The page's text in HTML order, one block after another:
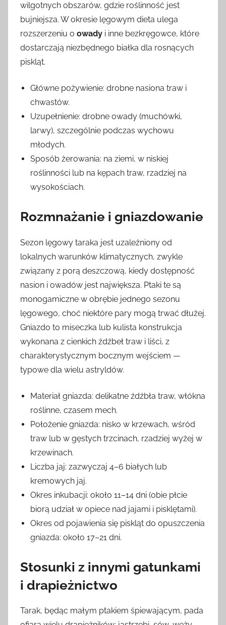
wilgotnych obszarów, gdzie roślinność jest
bujniejsza. W okresie lęgowym dieta ulega
rozszerzeniu o owady i inne bezkręgowce, które
dostarczają niezbędnego białka dla rosnących
piskląt.
Główne pożywienie: drobne nasiona traw i
chwastów.
Uzupełnienie: drobne owady (muchówki,
larwy), szczególnie podczas wychowu
młodych.
Sposób żerowania: na ziemi, w niskiej
roślinności lub na kępach traw, rzadziej na
wysokościach.
Rozmnażanie i gniazdowanie
Sezon lęgowy taraka jest uzależniony od
lokalnych warunków klimatycznych, zwykle
związany z porą deszczową, kiedy dostępność
nasion i owadów jest największa. Ptaki te są
monogamiczne w obrębie jednego sezonu
lęgowego, choć niektóre pary mogą trwać dłużej.
Gniazdo to miseczka lub kulista konstrukcja
wykonana z cienkich źdźbeł traw i liści, z
charakterystycznym bocznym wejściem —
typowe dla wielu astryldów.
Materiał gniazda: delikatne źdźbła traw, włókna
roślinne, czasem mech.
Położenie gniazda: nisko w krzewach, wśród
traw lub w gęstych trzcinach, rzadziej wyżej w
krzewinach.
Liczba jaj: zazwyczaj 4–6 białych lub
kremowych jaj.
Okres inkubacji: około 11–14 dni (obie płcie
biorą udział w opiece nad jajami i pisklętami).
Okres od pojawienia się piskląt do opuszczenia
gniazda: około 17–21 dni.
Stosunki z innymi gatunkami
i drapieżnictwo
Tarak, będąc małym ptakiem śpiewającym, pada